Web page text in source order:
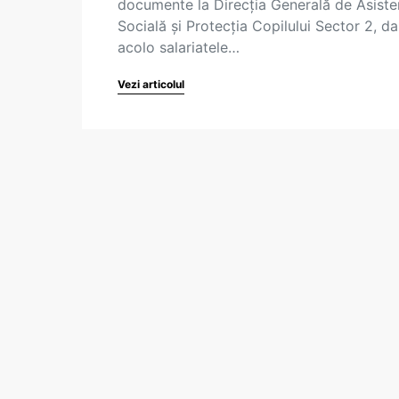
documente la Direcția Generală de
Socială și Protecția Copilului Sector 2,
acolo salariatele…
Vezi articolul